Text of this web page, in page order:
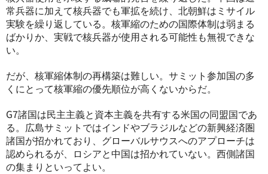
常兵器に加えて核兵器でも軍拡を続け、北朝鮮はミサイル
実験を繰り返している。核軍縮のための国際体制は弱まる
ばかりか、実戦で核兵器が使用される可能性も無視できな
い。
だが、核軍縮体制の再構築は難しい。サミット参加国の多
くにとって核軍縮の優先順位が高くないからだ。
G7諸国は民主主義と資本主義を共有する米国の同盟国であ
る。広島サミットではインドやブラジルなどの新興経済圏
諸国が招かれており、グローバルサウスへのアプローチは
認められるが、ロシアと中国は招かれていない。西側諸国
の集まりといってよい。